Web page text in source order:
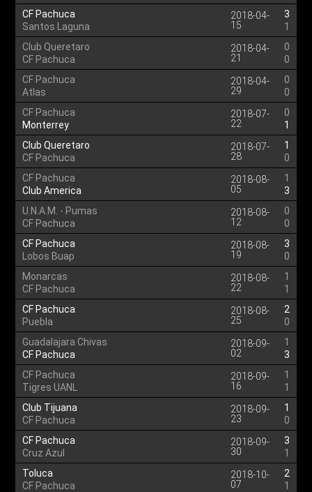
CF Pachuca
Santos Laguna
2018-04-
15
3
1
Club Queretaro
CF Pachuca
2018-04-
21
0
0
CF Pachuca
Atlas
2018-04-
29
0
0
CF Pachuca
Monterrey
2018-07-
22
0
1
Club Queretaro
CF Pachuca
2018-07-
28
1
0
CF Pachuca
Club America
2018-08-
05
1
3
U.N.A.M. - Pumas
CF Pachuca
2018-08-
12
0
0
CF Pachuca
Lobos Buap
2018-08-
19
3
0
Monarcas
CF Pachuca
2018-08-
22
1
1
CF Pachuca
Puebla
2018-08-
25
2
0
Guadalajara Chivas
CF Pachuca
2018-09-
02
1
3
CF Pachuca
Tigres UANL
2018-09-
16
1
1
Club Tijuana
CF Pachuca
2018-09-
23
1
0
CF Pachuca
Cruz Azul
2018-09-
30
3
1
Toluca
CF Pachuca
2018-10-
07
2
1